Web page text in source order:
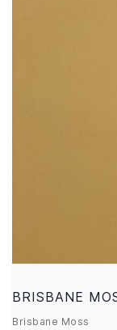
BRISBANE
Brisbane Moss